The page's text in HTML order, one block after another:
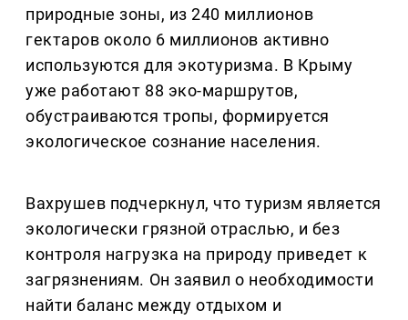
природные зоны, из 240 миллионов
гектаров около 6 миллионов активно
используются для экотуризма. В Крыму
уже работают 88 эко-маршрутов,
обустраиваются тропы, формируется
экологическое сознание населения.
Вахрушев подчеркнул, что туризм является
экологически грязной отраслью, и без
контроля нагрузка на природу приведет к
загрязнениям. Он заявил о необходимости
найти баланс между отдыхом и